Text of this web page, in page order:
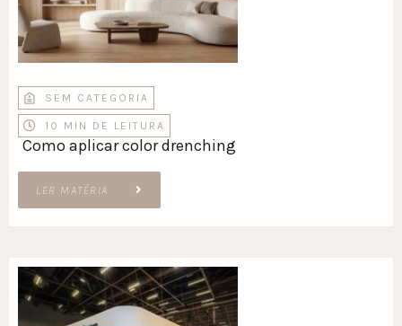
SEM CATEGORIA
10 MIN DE LEITURA
Como aplicar color drenching
LER MATÉRIA